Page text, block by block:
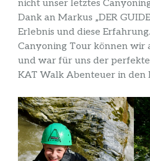
nicht unser letztes
Dank an Markus „DER
Erlebnis und diese
Canyoning Tour können wir
und war für uns der
KAT Walk Abenteuer in den